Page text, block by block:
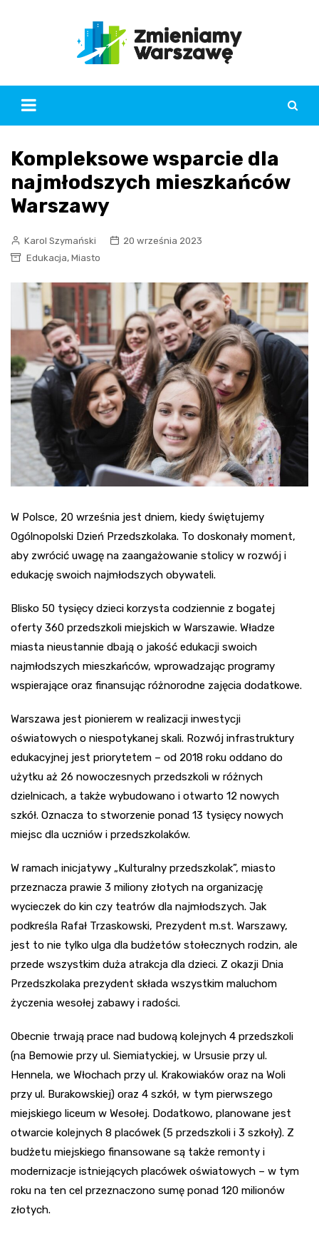
Kompleksowe wsparcie dla
najmłodszych mieszkańców
Warszawy
Karol Szymański
20 września 2023
Edukacja, Miasto
W Polsce, 20 września jest dniem, kiedy świętujemy
Ogólnopolski Dzień Przedszkolaka. To doskonały moment,
aby zwrócić uwagę na zaangażowanie stolicy w rozwój i
edukację swoich najmłodszych obywateli.
Blisko 50 tysięcy dzieci korzysta codziennie z bogatej
oferty 360 przedszkoli miejskich w Warszawie. Władze
miasta nieustannie dbają o jakość edukacji swoich
najmłodszych mieszkańców, wprowadzając programy
wspierające oraz finansując różnorodne zajęcia dodatkowe.
Warszawa jest pionierem w realizacji inwestycji
oświatowych o niespotykanej skali. Rozwój infrastruktury
edukacyjnej jest priorytetem – od 2018 roku oddano do
użytku aż 26 nowoczesnych przedszkoli w różnych
dzielnicach, a także wybudowano i otwarto 12 nowych
szkół. Oznacza to stworzenie ponad 13 tysięcy nowych
miejsc dla uczniów i przedszkolaków.
W ramach inicjatywy „Kulturalny przedszkolak”, miasto
przeznacza prawie 3 miliony złotych na organizację
wycieczek do kin czy teatrów dla najmłodszych. Jak
podkreśla Rafał Trzaskowski, Prezydent m.st. Warszawy,
jest to nie tylko ulga dla budżetów stołecznych rodzin, ale
przede wszystkim duża atrakcja dla dzieci. Z okazji Dnia
Przedszkolaka prezydent składa wszystkim maluchom
życzenia wesołej zabawy i radości.
Obecnie trwają prace nad budową kolejnych 4 przedszkoli
(na Bemowie przy ul. Siemiatyckiej, w Ursusie przy ul.
Hennela, we Włochach przy ul. Krakowiaków oraz na Woli
przy ul. Burakowskiej) oraz 4 szkół, w tym pierwszego
miejskiego liceum w Wesołej. Dodatkowo, planowane jest
otwarcie kolejnych 8 placówek (5 przedszkoli i 3 szkoły). Z
budżetu miejskiego finansowane są także remonty i
modernizacje istniejących placówek oświatowych – w tym
roku na ten cel przeznaczono sumę ponad 120 milionów
złotych.